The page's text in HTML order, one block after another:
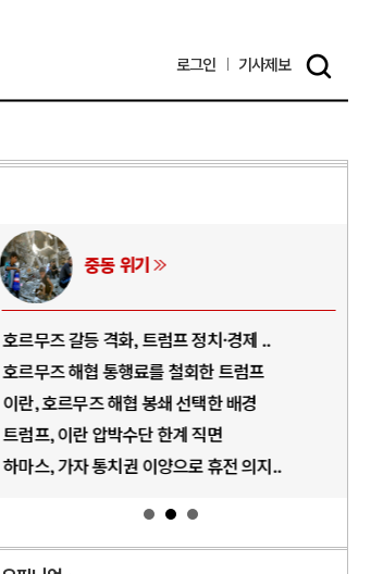
로그인 기사제보
중동 위기
호르무즈 갈등 격화, 트럼프 정치·경제 ..
호르무즈 해협 통행료를 철회한 트럼프
이란, 호르무즈 해협 봉쇄 선택한 배경
트럼프, 이란 압박수단 한계 직면
하마스, 가자 통치권 이양으로 휴전 의지..